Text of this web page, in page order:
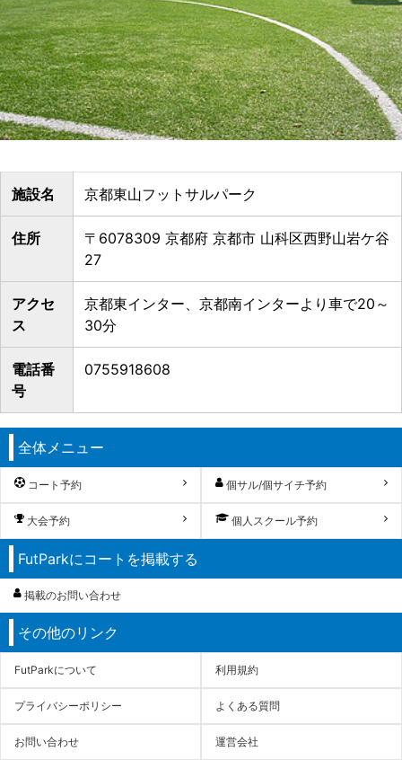
施設名 京都東山フットサルパーク
住所
〒6078309 京都府 京都市 山科区西野山岩ケ谷
27
アクセ
ス
京都東インター、京都南インターより車で20～
30分
電話番
号
0755918608
全体メニュー
コート予約 個サル/個サイチ予約
大会予約 個人スクール予約
FutParkにコートを掲載する
掲載のお問い合わせ
その他のリンク
FutParkについて 利用規約
プライバシーポリシー よくある質問
お問い合わせ 運営会社